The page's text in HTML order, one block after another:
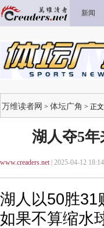
新闻
万维读者网 > 体坛广角 > 正文
湖人夺5
www.creaders.net| 2025-04-12
湖人以50胜31
如果不算缩水